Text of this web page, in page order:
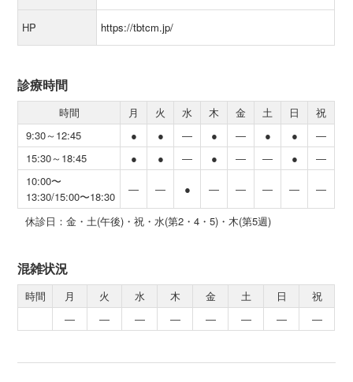
HP https://tbtcm.jp/
診療時間
時間 月 火 水 木 金 土 日
祝
9:30～12:45
● ● ― ● ― ● ●
―
15:30～18:45
● ● ― ● ― ― ●
―
10:00〜
13:30/15:00〜18:30
― ― ● ― ― ― ― ―
休診日：金・土(午後)・祝・水(第2・4・5)・木(第5週)
混雑状況
時間 月 火 水 木 金 土 日
祝
―
― ― ― ― ― ― ―